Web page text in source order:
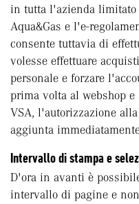
in tutta l'azienda
Aqua&Gas e l'e-
consente tuttavia di
volesse effettuare
personale e forzare
prima volta al webshop e
VSA, l'autorizzazione
aggiunta
Intervallo di stampa e
D'ora in avanti è
intervallo di pagine e